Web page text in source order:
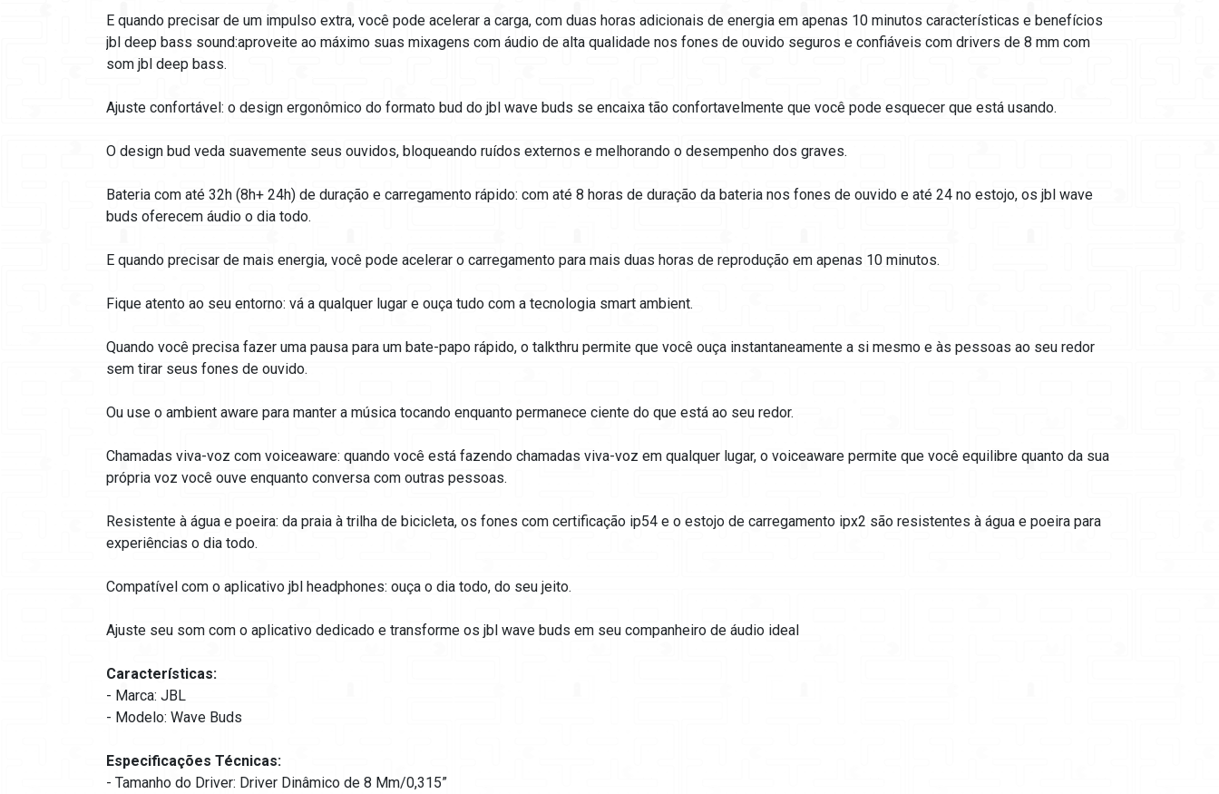
E quando precisar de um impulso extra, você pode acelerar a carga, com duas horas adicionais de energia em apenas 10 minutos características e benefícios
jbl deep bass sound:aproveite ao máximo suas mixagens com áudio de alta qualidade nos fones de ouvido seguros e confiáveis com drivers de 8 mm com
som jbl deep bass.
Ajuste confortável: o design ergonômico do formato bud do jbl wave buds se encaixa tão confortavelmente que você pode esquecer que está usando.
O design bud veda suavemente seus ouvidos, bloqueando ruídos externos e melhorando o desempenho dos graves.
Bateria com até 32h (8h+ 24h) de duração e carregamento rápido: com até 8 horas de duração da bateria nos fones de ouvido e até 24 no estojo, os jbl wave
buds oferecem áudio o dia todo.
E quando precisar de mais energia, você pode acelerar o carregamento para mais duas horas de reprodução em apenas 10 minutos.
Fique atento ao seu entorno: vá a qualquer lugar e ouça tudo com a tecnologia smart ambient.
Quando você precisa fazer uma pausa para um bate-papo rápido, o talkthru permite que você ouça instantaneamente a si mesmo e às pessoas ao seu redor
sem tirar seus fones de ouvido.
Ou use o ambient aware para manter a música tocando enquanto permanece ciente do que está ao seu redor.
Chamadas viva-voz com voiceaware: quando você está fazendo chamadas viva-voz em qualquer lugar, o voiceaware permite que você equilibre quanto da sua
própria voz você ouve enquanto conversa com outras pessoas.
Resistente à água e poeira: da praia à trilha de bicicleta, os fones com certificação ip54 e o estojo de carregamento ipx2 são resistentes à água e poeira para
experiências o dia todo.
Compatível com o aplicativo jbl headphones: ouça o dia todo, do seu jeito.
Ajuste seu som com o aplicativo dedicado e transforme os jbl wave buds em seu companheiro de áudio ideal
Características:
- Marca: JBL
- Modelo: Wave Buds
Especificações Técnicas:
- Tamanho do Driver: Driver Dinâmico de 8 Mm/0,315”